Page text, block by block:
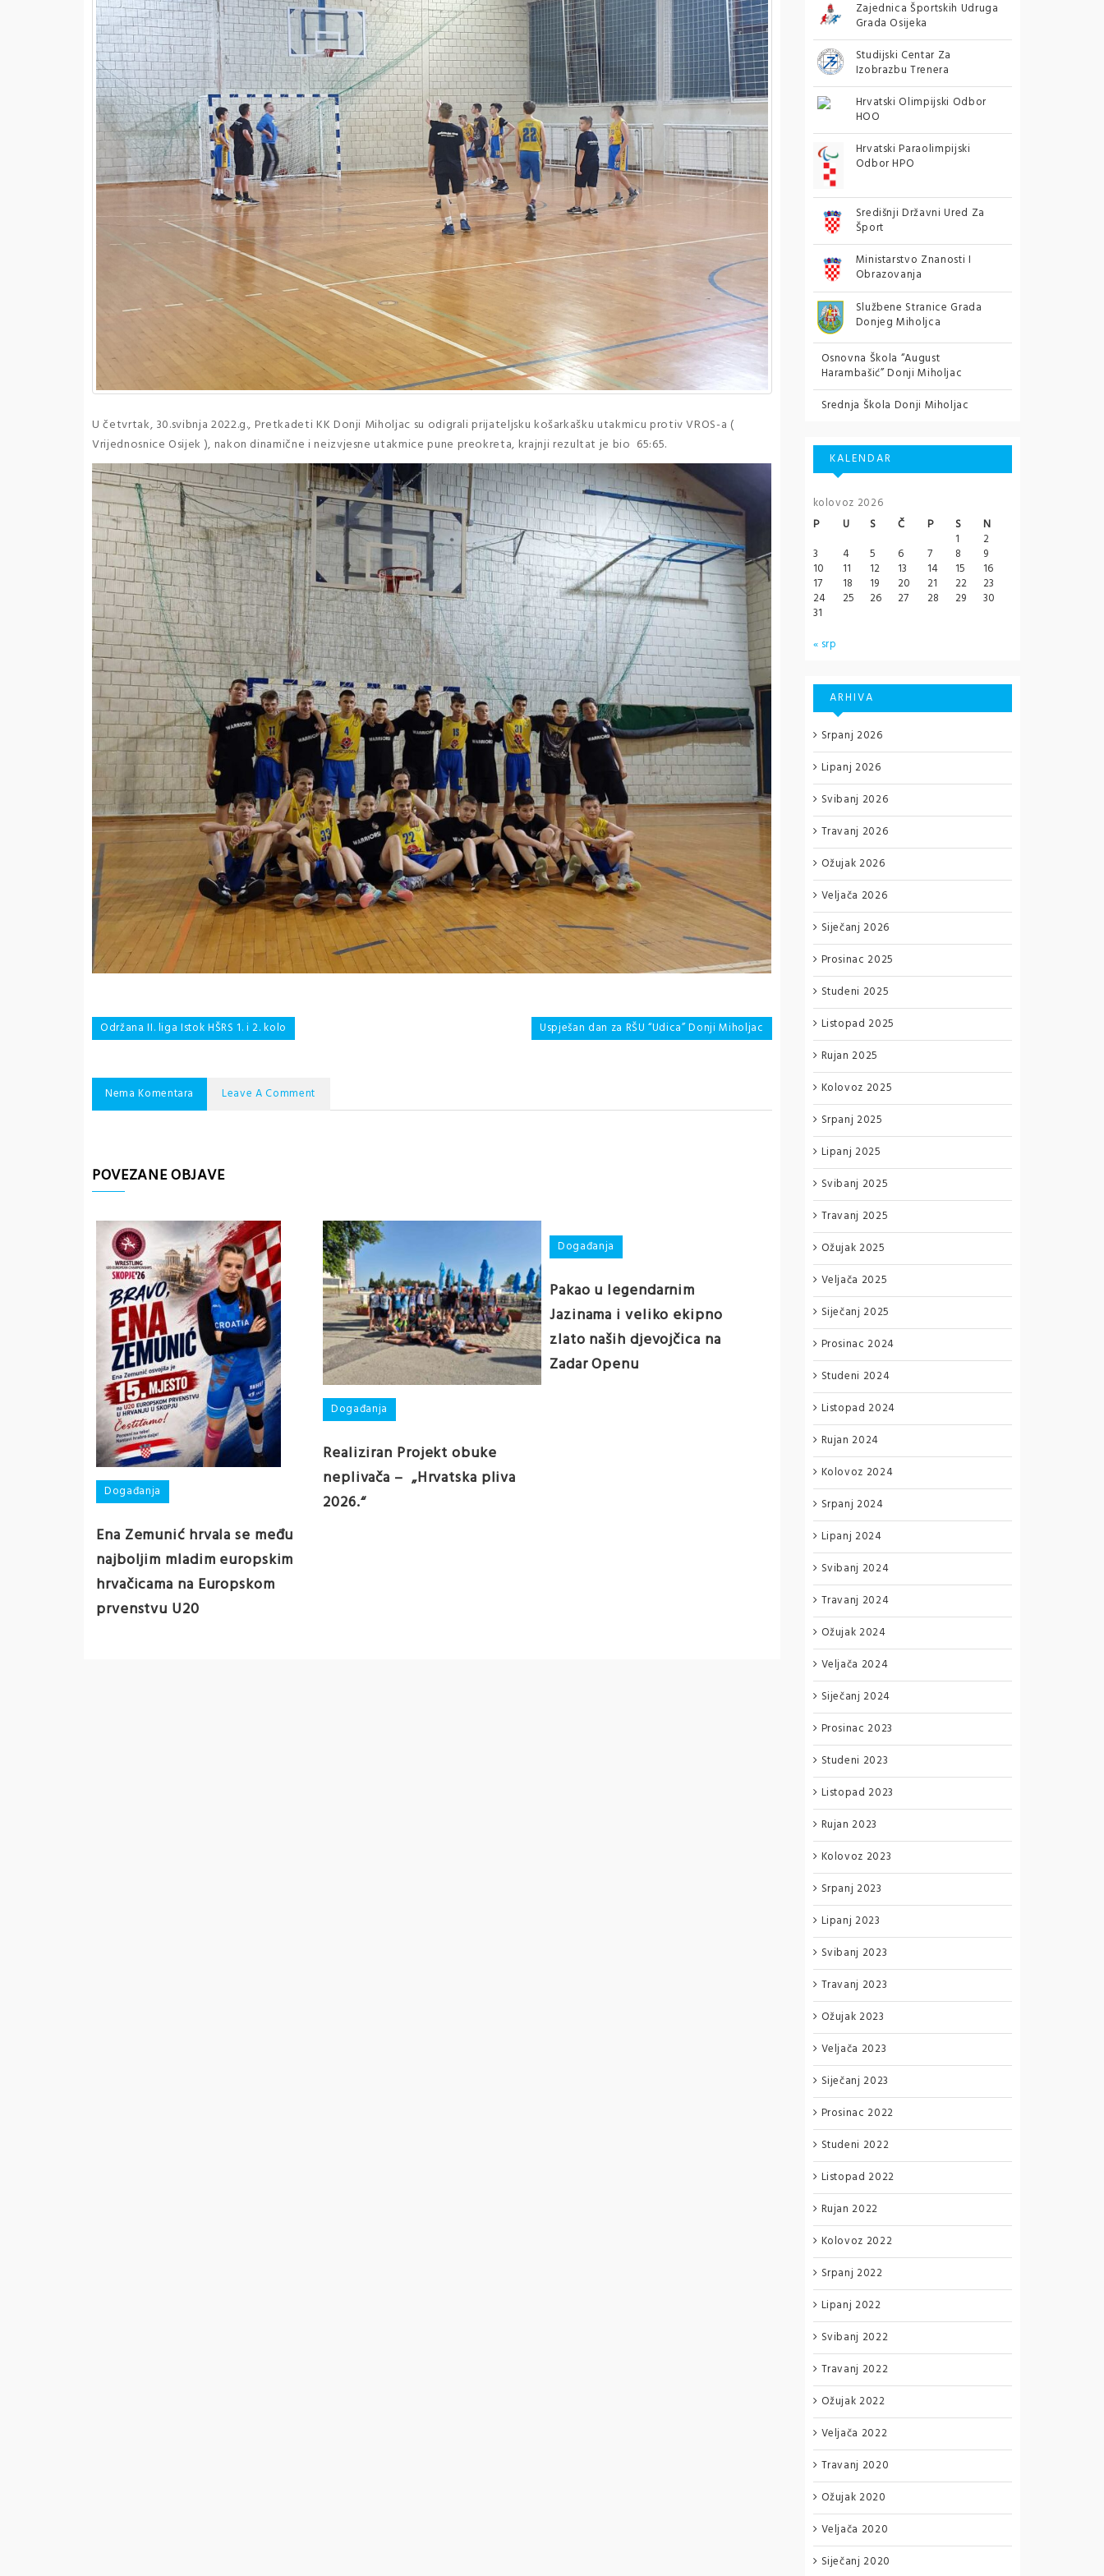
U četvrtak, 30.svibnja 2022.g., Pretkadeti KK Donji Miholjac su odigrali prijateljsku košarkašku utakmicu protiv VROS-a (
Vrijednosnice Osijek ), nakon dinamične i neizvjesne utakmice pune preokreta, krajnji rezultat je bio 65:65.
Navigacija
Održana II. liga Istok HŠRS 1. i 2. kolo Uspješan dan za RŠU “Udica” Donji Miholjac
Nema Komentara Leave A Comment
POVEZANE OBJAVE
Događanja
Ena Zemunić hrvala se među
najboljim mladim europskim
hrvačicama na Europskom
prvenstvu U20
Događanja
Realiziran Projekt obuke
neplivača – „Hrvatska pliva
2026.“
Događanja
Pakao u legendarnim
Jazinama i veliko ekipno
zlato naših djevojčica na
Zadar Openu
Zajednica Športskih Udruga
Grada Osijeka
Studijski Centar Za
Izobrazbu Trenera
Hrvatski Olimpijski Odbor
HOO
Hrvatski Paraolimpijski
Odbor HPO
Središnji Državni Ured Za
Šport
Ministarstvo Znanosti I
Obrazovanja
Službene Stranice Grada
Donjeg Miholjca
Osnovna Škola “August
Harambašić” Donji Miholjac
Srednja Škola Donji Miholjac
KALENDAR
kolovoz 2026
P
U S Č P S
N
1
2
3
4 5 6 7 8
9
10
11 12 13 14 15
16
17
18 19 20 21 22
23
24
25 26 27 28 29
30
31
« srp
ARHIVA
Srpanj 2026
Lipanj 2026
Svibanj 2026
Travanj 2026
Ožujak 2026
Veljača 2026
Siječanj 2026
Prosinac 2025
Studeni 2025
Listopad 2025
Rujan 2025
Kolovoz 2025
Srpanj 2025
Lipanj 2025
Svibanj 2025
Travanj 2025
Ožujak 2025
Veljača 2025
Siječanj 2025
Prosinac 2024
Studeni 2024
Listopad 2024
Rujan 2024
Kolovoz 2024
Srpanj 2024
Lipanj 2024
Svibanj 2024
Travanj 2024
Ožujak 2024
Veljača 2024
Siječanj 2024
Prosinac 2023
Studeni 2023
Listopad 2023
Rujan 2023
Kolovoz 2023
Srpanj 2023
Lipanj 2023
Svibanj 2023
Travanj 2023
Ožujak 2023
Veljača 2023
Siječanj 2023
Prosinac 2022
Studeni 2022
Listopad 2022
Rujan 2022
Kolovoz 2022
Srpanj 2022
Lipanj 2022
Svibanj 2022
Travanj 2022
Ožujak 2022
Veljača 2022
Travanj 2020
Ožujak 2020
Veljača 2020
Siječanj 2020